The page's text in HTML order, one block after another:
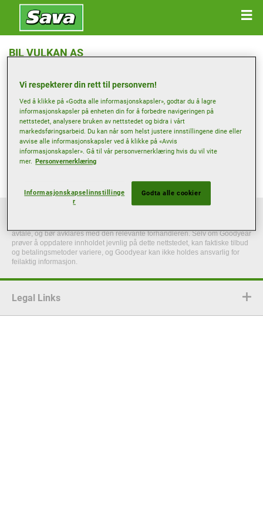
BIL VULKAN AS
Ramstadveien 10 , 1850 MYSEN
Få veibeskrivelse
Vis telefonnummer
post@bilvulkan.no
avtale, og bør avklares med den relevante forhandleren. Selv om Goodyear
prøver å oppdatere innholdet jevnlig på dette nettstedet, kan faktiske tilbud
og betalingsmetoder variere, og Goodyear kan ikke holdes ansvarlig for
feilaktig informasjon.
Legal Links
Vi respekterer din rett til personvern!
Ved å klikke på «Godta alle informasjonskapsler», godtar du å lagre
informasjonskapsler på enheten din for å forbedre navigeringen på
nettstedet, analysere bruken av nettstedet og bidra i vårt
markedsføringsarbeid. Du kan når som helst justere innstillingene dine eller
avvise alle informasjonskapsler ved å klikke på «Avvis
informasjonskapsler». Gå til vår personvernerklæring hvis du vil vite
mer. Personvernerklæring
Informasjonskapselinnstillinge
r
Godta alle cookier